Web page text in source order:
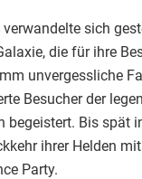
verwandelte sich
die für ihre
unvergessliche
Besucher der
begeistert. Bis spät
ihrer Helden
Party.